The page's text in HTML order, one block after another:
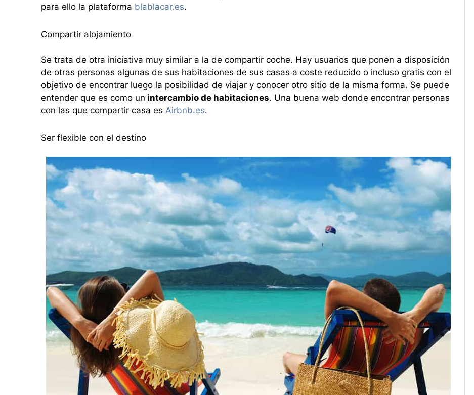
para ello la plataforma blablacar.es.
Compartir alojamiento
Se trata de otra iniciativa muy similar a la de compartir coche. Hay usuarios que ponen a disposición
de otras personas algunas de sus habitaciones de sus casas a coste reducido o incluso gratis con el
objetivo de encontrar luego la posibilidad de viajar y conocer otro sitio de la misma forma. Se puede
entender que es como un intercambio de habitaciones. Una buena web donde encontrar personas
con las que compartir casa es Airbnb.es.
Ser flexible con el destino